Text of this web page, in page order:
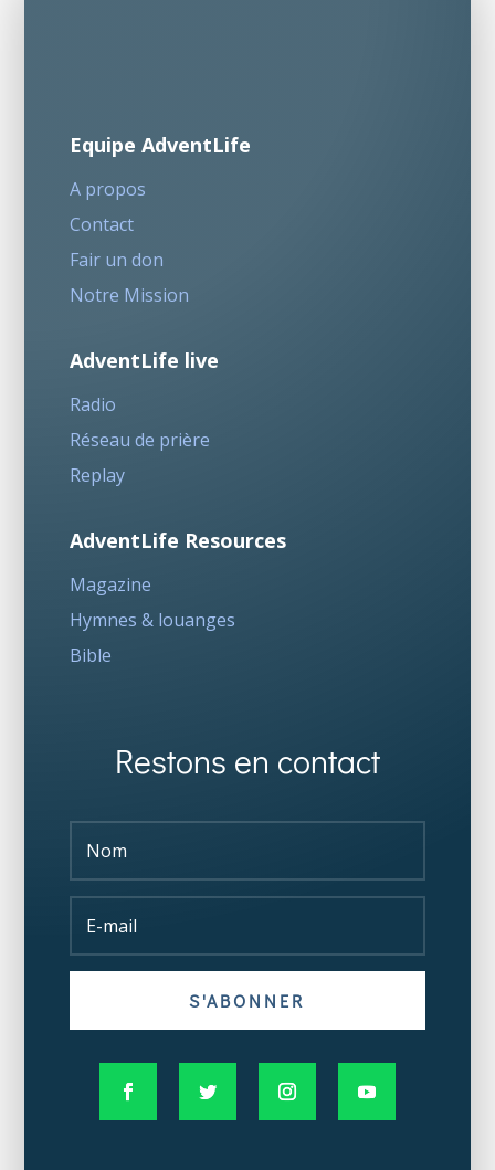
Equipe AdventLife
A propos
Contact
Fair un don
Notre Mission
AdventLife live
Radio
Réseau de prière
Replay
AdventLife Resources
Magazine
Hymnes & louanges
Bible
Restons en contact
S'ABONNER